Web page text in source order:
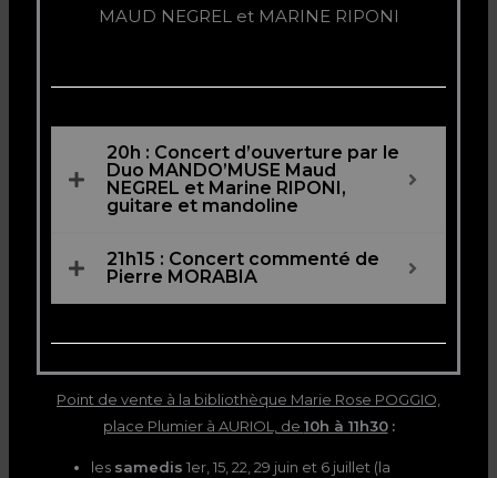
MAUD NEGREL et MARINE RIPONI
20h : Concert d’ouverture par le
Duo MANDO’MUSE Maud
NEGREL et Marine RIPONI,
guitare et mandoline
21h15 : Concert commenté de
Pierre MORABIA
Point de vente à la bibliothèque Marie Rose POGGIO,
place Plumier à AURIOL, de 10h à 11h30 :
les samedis 1er, 15, 22, 29 juin et 6 juillet (la